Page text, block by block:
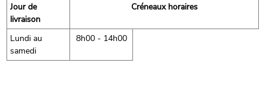
Jour de
livraison
Créneaux horaires
Lundi au
samedi
8h00 - 14h00